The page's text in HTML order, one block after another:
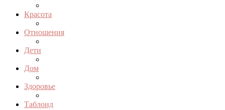
Красота
Отношения
Дети
Дом
Здоровье
Таблоид